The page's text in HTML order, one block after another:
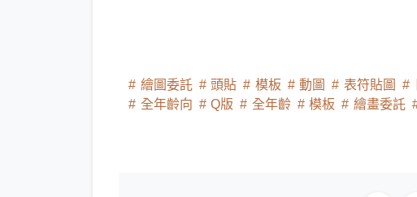
繪圖委託 頭貼 模板 動圖 表符貼圖
全年齡向
Q版 全年齡 模板 繪畫委託